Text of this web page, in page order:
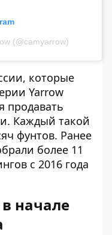
(@camyarrow)
которые
Yarrow
продавать
Каждый такой
фунтов. Ранее
более 11
с 2016 года
начале